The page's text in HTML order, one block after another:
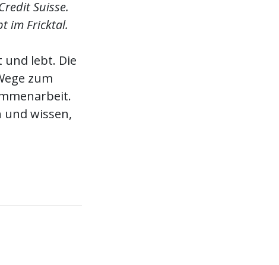
Suisse.
im Fricktal.
und lebt. Die
zum
wissen,